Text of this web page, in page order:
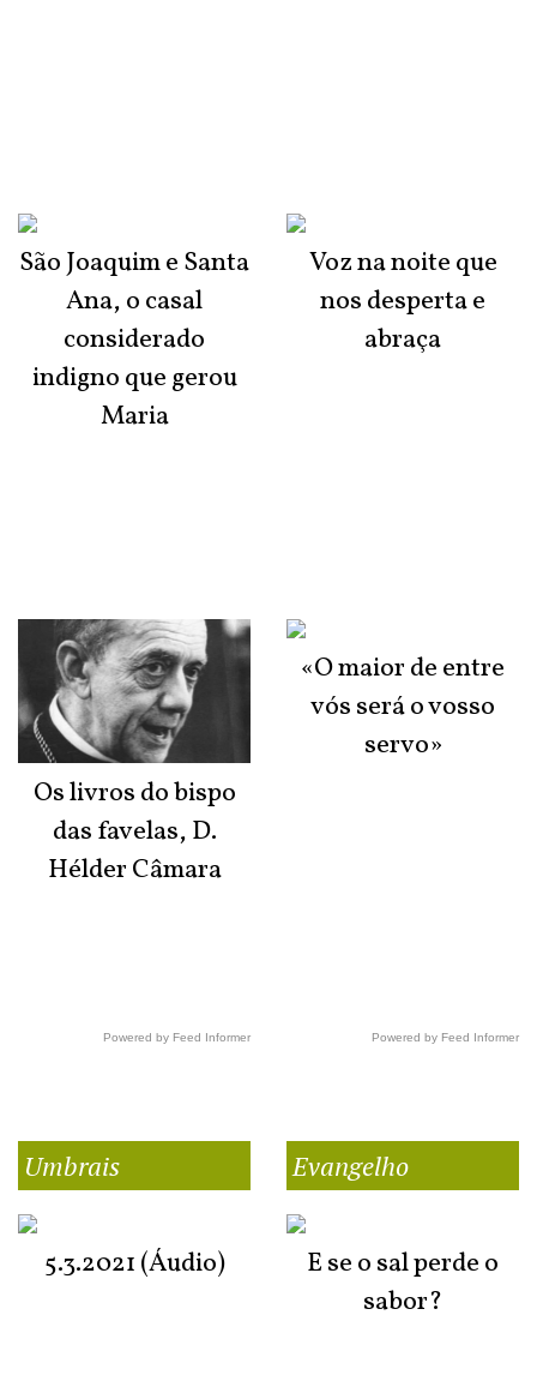
São Joaquim e Santa
Ana, o casal
considerado
indigno que gerou
Maria
Os livros do bispo
das favelas, D.
Hélder Câmara
Powered by Feed Informer
Voz na noite que
nos desperta e
abraça
«O maior de entre
vós será o vosso
servo»
Powered by Feed Informer
Umbrais
5.3.2021 (Áudio)
Evangelho
E se o sal perde o
sabor?